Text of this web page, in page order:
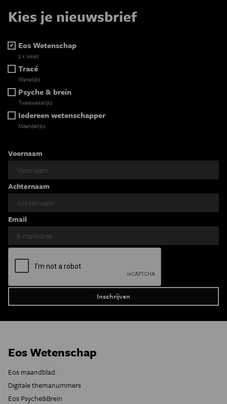
Kies je nieuwsbrief
Eos Wetenschap
2 x week
Tracé
Wekelijks
Psyche & brein
Tweewekelijks
Iedereen wetenschapper
Maandelijks
Voornaam
Achternaam
Email
Eos Wetenschap
Eos maandblad
Digitale themanummers
Eos Psyche&Brein